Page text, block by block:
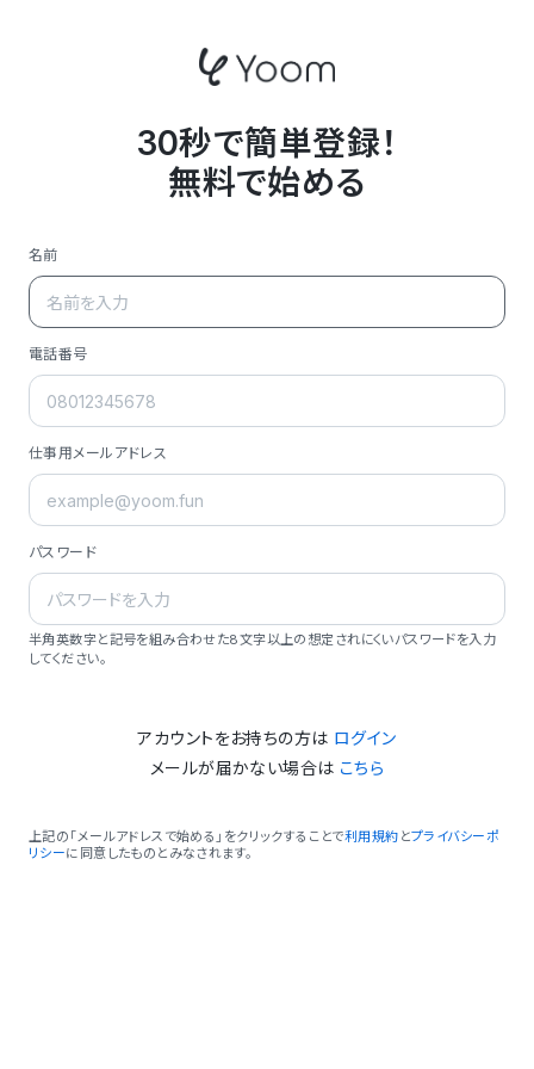
30秒で簡単登録！
無料で始める
名前
電話番号
仕事用メールアドレス
パスワード
半角英数字と記号を組み合わせた8文字以上の想定されにくいパスワードを入力
してください。
アカウントをお持ちの方は ログイン
メールが届かない場合は こちら
上記の「メールアドレスで始める」をクリックすることで利用規約 とプライバシーポ
リシーに同意したものとみなされます。